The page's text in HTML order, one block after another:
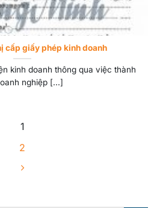
cấp giấy phép kinh doanh
kinh doanh thông qua việc thành
nghiệp [...]
1
2